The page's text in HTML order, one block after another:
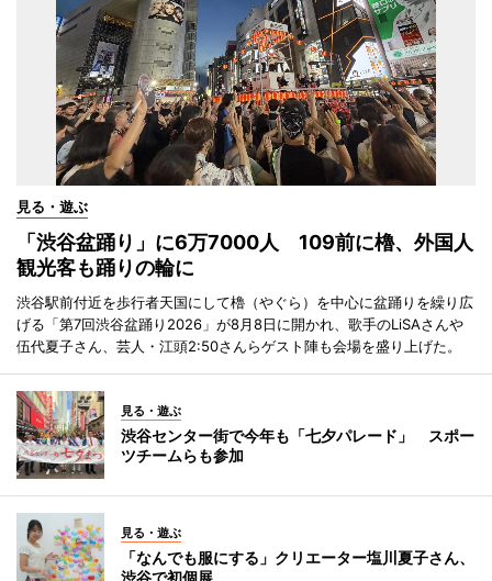
見る・遊ぶ
「渋谷盆踊り」に6万7000人 109前に櫓、外国人
観光客も踊りの輪に
渋谷駅前付近を歩行者天国にして櫓（やぐら）を中心に盆踊りを繰り広
げる「第7回渋谷盆踊り2026」が8月8日に開かれ、歌手のLiSAさんや
伍代夏子さん、芸人・江頭2:50さんらゲスト陣も会場を盛り上げた。
見る・遊ぶ
渋谷センター街で今年も「七夕パレード」 スポー
ツチームらも参加
見る・遊ぶ
「なんでも服にする」クリエーター塩川夏子さん、
渋谷で初個展